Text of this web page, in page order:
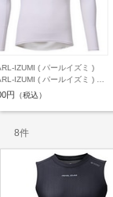
IZUMI ( パールイズミ )
IZUMI ( パールイズミ ) 長
ナー 168 アイスポーラー
円 （税込）
8件